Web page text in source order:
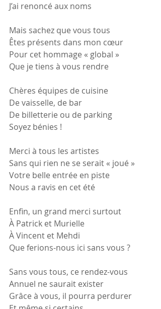
J’ai renoncé aux noms
Mais sachez que vous tous
Êtes présents dans mon cœur
Pour cet hommage « global »
Que je tiens à vous rendre
Chères équipes de cuisine
De vaisselle, de bar
De billetterie ou de parking
Soyez bénies !
Merci à tous les artistes
Sans qui rien ne se serait « joué »
Votre belle entrée en piste
Nous a ravis en cet été
Enfin, un grand merci surtout
À Patrick et Murielle
À Vincent et Mehdi
Que ferions-nous ici sans vous ?
Sans vous tous, ce rendez-vous
Annuel ne saurait exister
Grâce à vous, il pourra perdurer